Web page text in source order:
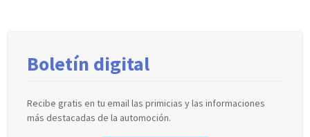
Boletín digital
Recibe gratis en tu email las primicias y las informaciones
más destacadas de la automoción.